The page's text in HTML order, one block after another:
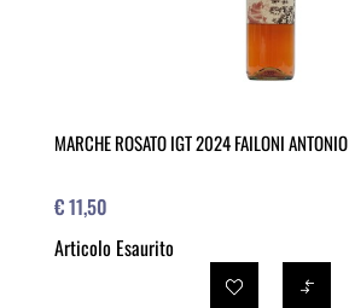
MARCHE ROSATO IGT 2024 FAILONI ANTONIO
€ 11,50
Articolo Esaurito